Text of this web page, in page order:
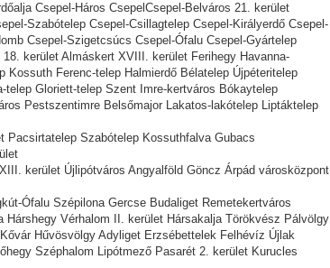
Csepel-Háros CsepelCsepel-Belváros 21. kerület
Szabótelep Csepel-Csillagtelep Csepel-Királyerdő Csepel-
Csepel-Szigetcsúcs Csepel-Ófalu Csepel-Gyártelep
kerület Almáskert XVIII. kerület Ferihegy Havanna-
Kossuth Ferenc-telep Halmierdő Bélatelep Újpéteritelep
telep Gloriett-telep Szent Imre-kertváros Bókaytelep
Pestszentimre Belsőmajor Lakatos-lakótelep Liptáktelep
Pacsirtatelep Szabótelep Kossuthfalva Gubacs
kerület Újlipótváros Angyalföld Göncz Árpád városközpont
Ófalu Szépilona Gercse Budaliget Remetekertváros
Hárshegy Vérhalom II. kerület Hársakalja Törökvész Pálvölgy
Hűvösvölgy Adyliget Erzsébettelek Felhévíz Újlak
Széphalom Lipótmező Pasarét 2. kerület Kurucles